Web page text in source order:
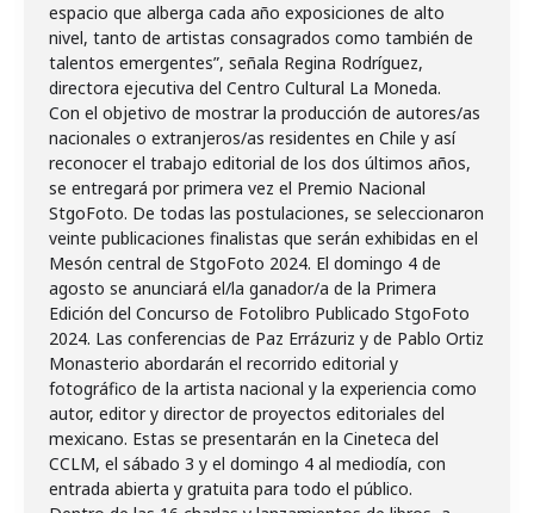
espacio que alberga cada año exposiciones de alto
nivel, tanto de artistas consagrados como también de
talentos emergentes”, señala Regina Rodríguez,
directora ejecutiva del Centro Cultural La Moneda.
Con el objetivo de mostrar la producción de autores/as
nacionales o extranjeros/as residentes en Chile y así
reconocer el trabajo editorial de los dos últimos años,
se entregará por primera vez el Premio Nacional
StgoFoto. De todas las postulaciones, se seleccionaron
veinte publicaciones finalistas que serán exhibidas en el
Mesón central de StgoFoto 2024. El domingo 4 de
agosto se anunciará el/la ganador/a de la Primera
Edición del Concurso de Fotolibro Publicado StgoFoto
2024. Las conferencias de Paz Errázuriz y de Pablo Ortiz
Monasterio abordarán el recorrido editorial y
fotográfico de la artista nacional y la experiencia como
autor, editor y director de proyectos editoriales del
mexicano. Estas se presentarán en la Cineteca del
CCLM, el sábado 3 y el domingo 4 al mediodía, con
entrada abierta y gratuita para todo el público.